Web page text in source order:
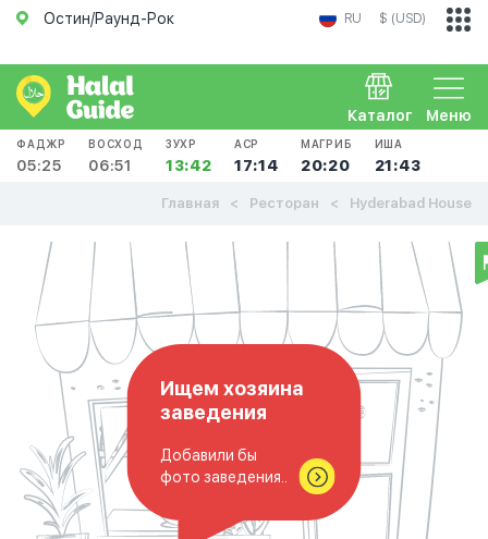
Остин/Раунд-Рок RU $ (USD)
Меню
Каталог
ФАДЖР
05:25
ВОСХОД
06:51
ЗУХР
13:42
АСР
17:14
МАГРИБ
20:20
ИША
21:43
Главная Ресторан Hyderabad House
Ищем хозяина
заведения
Добавили бы
фото заведения..